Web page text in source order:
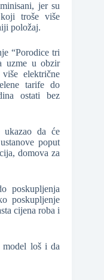
jer su
troše više
položaj.
“Porodice tri
uzme u obzir
električne
tarife do
ostati bez
ukazao da će
poput
domova za
poskupljenja
poskupljenje
cijena roba i
model loš i da